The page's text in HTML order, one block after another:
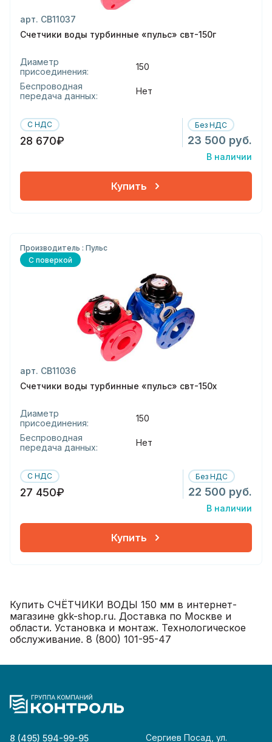
арт. СВ11037
Счетчики воды турбинные «пульс» свт-150г
Диаметр
присоединения:
150
Беспроводная
передача данных:
Нет
С НДС
28 670₽
Без НДС
23 500 руб.
В наличии
Купить
Производитель : Пульс
С поверкой
арт. СВ11036
Счетчики воды турбинные «пульс» свт-150х
Диаметр
присоединения:
150
Беспроводная
передача данных:
Нет
С НДС
27 450₽
Без НДС
22 500 руб.
В наличии
Купить
Купить СЧЁТЧИКИ ВОДЫ 150 мм в интернет-
магазине gkk-shop.ru. Доставка по Москве и
области. Установка и монтаж. Технологическое
обслуживание. 8 (800) 101-95-47
8 (495) 594-99-95 Сергиев Посад, ул.